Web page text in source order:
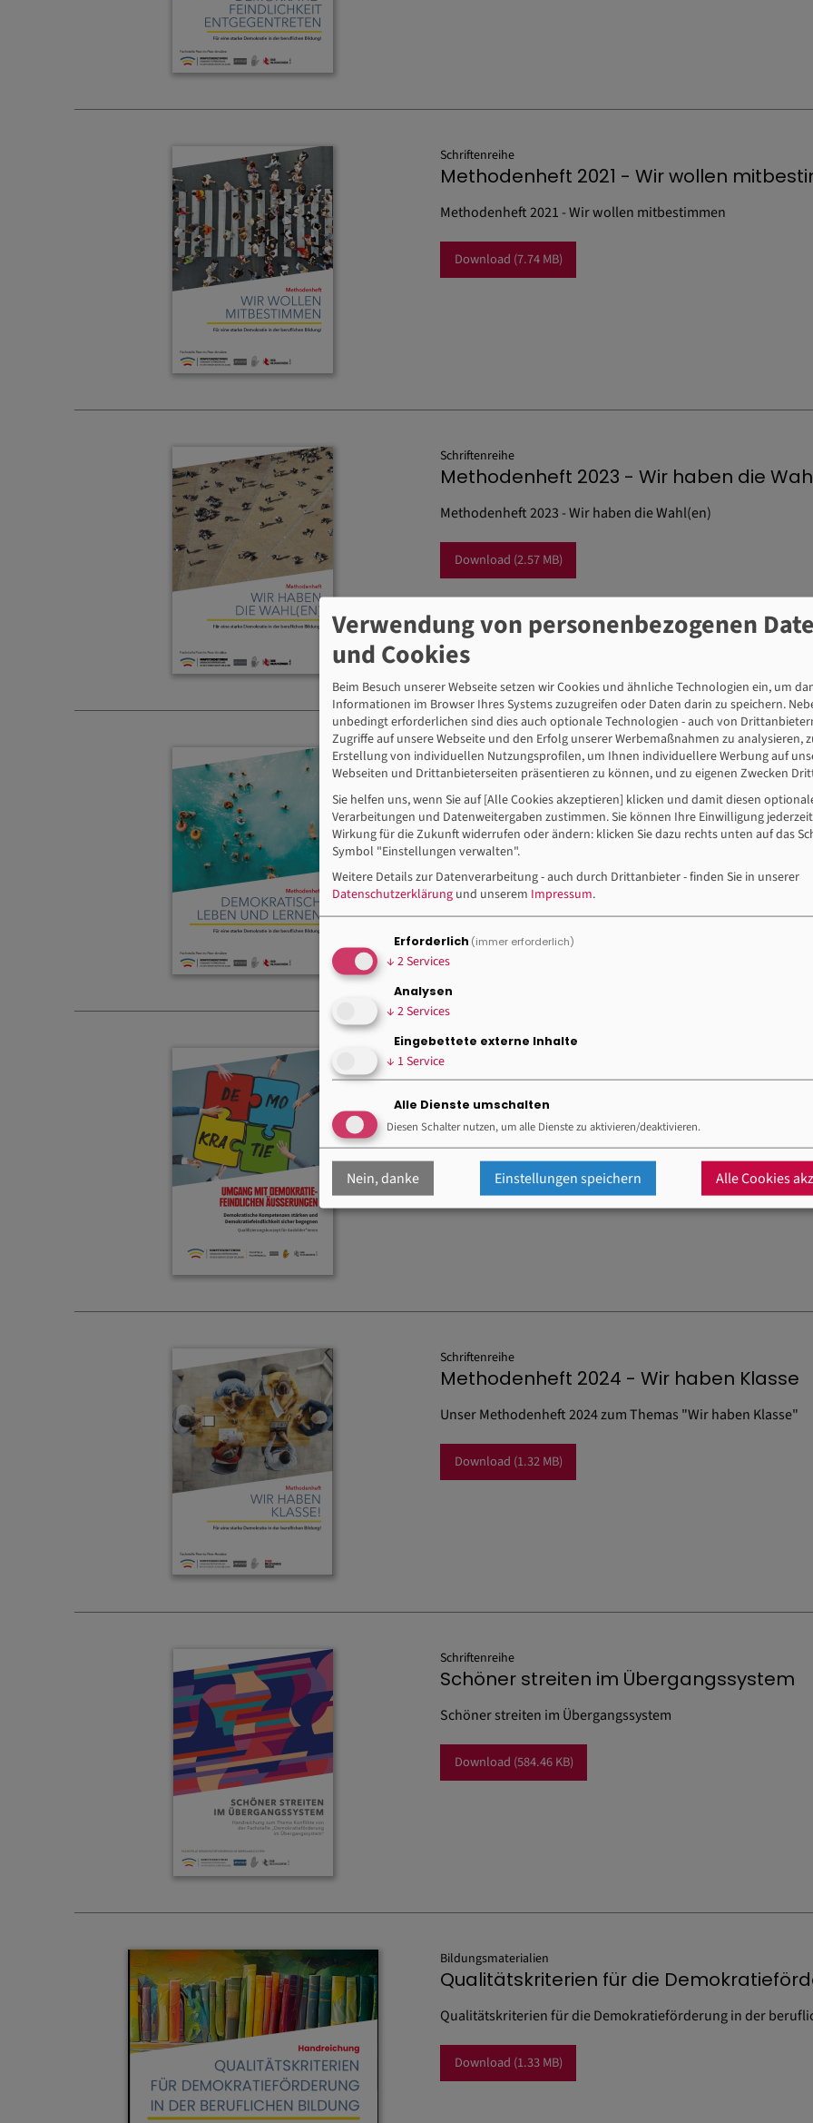
Schriftenreihe
Methodenheft 2021 - Wir wollen
Methodenheft 2021 - Wir wollen mitbestimmen
Download (7.74 MB)
Schriftenreihe
Methodenheft 2023 - Wir haben die
Methodenheft 2023 - Wir haben die Wahl(en)
Download (2.57 MB)
Schriftenreihe
Methodenheft 2020 - Demokratisch
Methodenheft 2020 - Demokratisch leben und lernen
Download (5.32 MB)
Schriftenreihe
Umgang mit demokratiefeindlichen
Umgang mit demokratiefeindlichen Äußerungen
Download(939.38 KB)
Schriftenreihe
Methodenheft 2024 - Wir haben Klasse
Unser Methodenheft 2024 zum Themas "Wir haben Klasse"
Download (1.32 MB)
Schriftenreihe
Schöner streiten im Übergangssystem
Schöner streiten im Übergangssystem
Download (584.46 KB)
Bildungsmaterialien
Qualitätskriterien für die
Qualitätskriterien für die Demokratieförderung in der
Download (1.33 MB)
Verwendung von personenbezogenen
und Cookies
Beim Besuch unserer Webseite setzen wir Cookies und ähnliche Technologien ein, um
Informationen im Browser Ihres Systems zuzugreifen oder Daten darin zu speichern.
unbedingt erforderlichen sind dies auch optionale Technologien - auch von
Zugriffe auf unsere Webseite und den Erfolg unserer Werbemaßnahmen zu analysieren,
Erstellung von individuellen Nutzungsprofilen, um Ihnen individuellere Werbung auf
Webseiten und Drittanbieterseiten präsentieren zu können, und zu eigenen Zwecken
Sie helfen uns, wenn Sie auf [Alle Cookies akzeptieren] klicken und damit diesen
Verarbeitungen und Datenweitergaben zustimmen. Sie können Ihre Einwilligung
Wirkung für die Zukunft widerrufen oder ändern: klicken Sie dazu rechts unten auf das
Symbol "Einstellungen verwalten".
Weitere Details zur Datenverarbeitung - auch durch Drittanbieter - finden Sie in unserer
Datenschutzerklärung und unserem Impressum.
Erforderlich (immer erforderlich)
↓ 2Services
Analysen
↓ 2Services
Eingebettete externe Inhalte
↓ 1Service
Alle Dienste umschalten
Diesen Schalter nutzen, um alle Dienste zu aktivieren/deaktivieren.
Nein, danke Einstellungen speichern Alle Cookies